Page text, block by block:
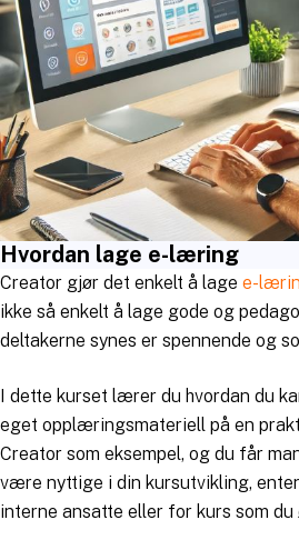
Hvordan lage e-læring
Creator gjør det enkelt å lage e-
ikke så enkelt å lage gode og
deltakerne synes er spennende og
I dette kurset lærer du hvordan du
eget opplæringsmateriell på en
Creator som eksempel, og du får
være nyttige i din kursutvikling,
interne ansatte eller for kurs som